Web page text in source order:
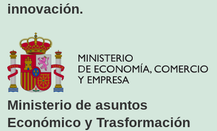
innovación.
Ministerio de asuntos
Económico y Trasformación